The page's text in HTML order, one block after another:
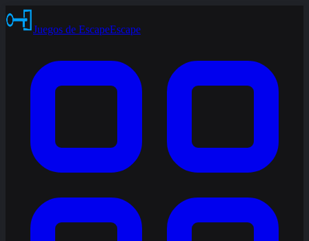
Juegos de EscapeEscape